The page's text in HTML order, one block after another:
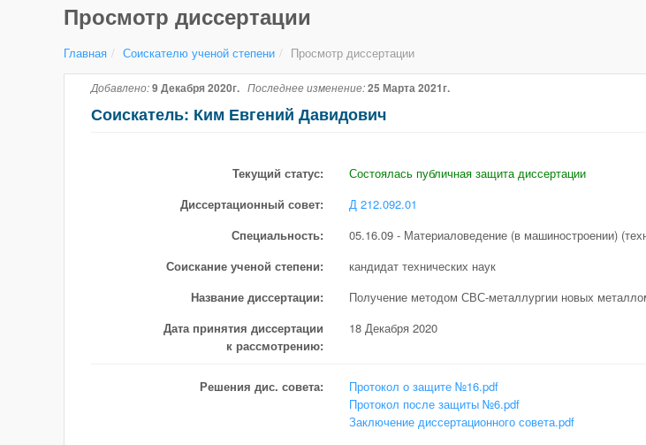
Просмотр диссертации
Главная / Соискателю ученой степени / Просмотр диссертации
Добавлено:9 Декабря 2020г. Последнее изменение:25 Марта 2021г.
Соискатель: Ким Евгений Давидович
Текущий статус:
Состоялась публичная защита диссертации
Диссертационный совет:
Д 212.092.01
Специальность:
05.16.09 - Материаловедение (в машиностроении)
Соискание ученой степени:
кандидат технических наук
Название диссертации:
Получение методом СВС-металлургии новых
Дата принятия дисcертации
к рассмотрению:
18 Декабря 2020
Решения дис. совета:
Протокол о защите №16.pdf
Протокол после защиты №6.pdf
Заключение диссертационного совета.pdf